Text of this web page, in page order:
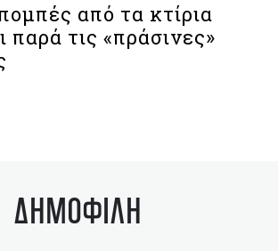
από τα κτίρια
παρά τις «πράσινες»
ΔΗΜΟΦΙΛΗ